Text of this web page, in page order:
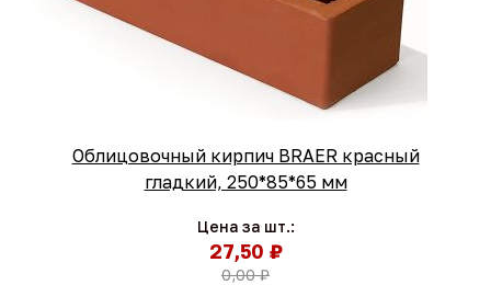
Облицовочный кирпич BRAER красный
гладкий, 250*85*65 мм
Цена за шт.:
27,50 ₽
0,00 ₽